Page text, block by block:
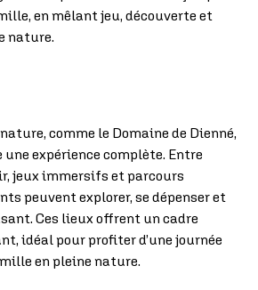
en mêlant jeu, découverte et
nature.
comme le Domaine de Dienné,
expérience complète. Entre
jeux immersifs et parcours
peuvent explorer, se dépenser et
Ces lieux offrent un cadre
idéal pour profiter d’une journée
en pleine nature.